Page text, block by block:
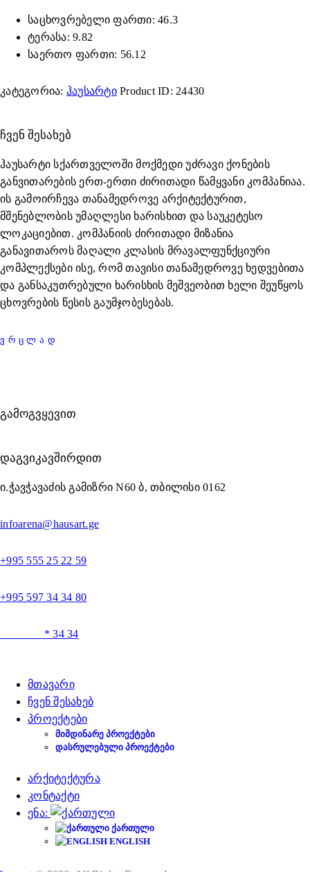
საცხოვრებელი ფართი: 46.3
ტერასა: 9.82
საერთო ფართი: 56.12
კატეგორია: ჰაუსარტი Product ID: 24430
ᲩᲕᲔᲜ ᲨᲔᲡᲐᲮᲔᲑ
ჰაუსარტი სქართველოში მოქმედი უძრავი ქონების
განვითარების ერთ-ერთი ძირითადი წამყვანი კომპანიაა.
ის გამოირჩევა თანამედროვე არქიტექტურით,
მშენებლობის უმაღლესი ხარისხით და საუკეტესო
ლოკაციებით. კომპანიის ძირითადი მიზანია
განავითაროს მაღალი კლასის მრავალფუნქციური
კომპლექსები ისე, რომ თავისი თანამედროვე ხედვებითა
და განსაკუთრებული ხარისხის მეშვეობით ხელი შეუწყოს
ცხოვრების წესის გაუმჯობესებას.
ᲕᲠᲪᲚᲐᲓ
ᲒᲐᲛᲝᲒᲕᲧᲔᲕᲘᲗ
ᲓᲐᲒᲕᲘᲙᲐᲕᲨᲘᲠᲓᲘᲗ
ი.ჭავჭავაძის გამიზრი N60 ბ, თბილისი 0162
infoarena@hausart.ge
+995 555 25 22 59
+995 597 34 34 80
* 34 34
მთავარი
ჩვენ შესახებ
პროექტები
ᲛᲘᲛᲓᲘᲜᲐᲠᲔ ᲞᲠᲝᲔᲥᲢᲔᲑᲘ
ᲓᲐᲡᲠᲣᲚᲔᲑᲣᲚᲘ ᲞᲠᲝᲔᲥᲢᲔᲑᲘ
არქიტექტურა
კონტაქტი
ენა:
ᲥᲐᲠᲗᲣᲚᲘ
ENGLISH